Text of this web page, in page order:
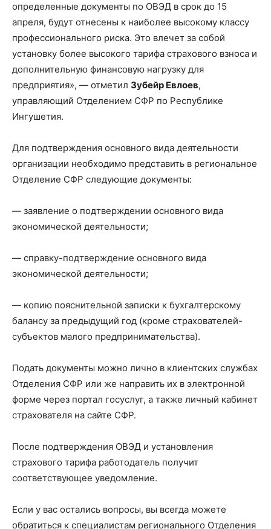
определенные документы по ОВЭД в срок до 15
апреля, будут отнесены к наиболее высокому классу
профессионального риска. Это влечет за собой
установку более высокого тарифа страхового взноса и
дополнительную финансовую нагрузку для
предприятия», — отметил Зубейр Евлоев,
управляющий Отделением СФР по Республике
Ингушетия.
Для подтверждения основного вида деятельности
организации необходимо представить в региональное
Отделение СФР следующие документы:
— заявление о подтверждении основного вида
экономической деятельности;
— справку-подтверждение основного вида
экономической деятельности;
— копию пояснительной записки к бухгалтерскому
балансу за предыдущий год (кроме страхователей-
субъектов малого предпринимательства).
Подать документы можно лично в клиентских службах
Отделения СФР или же направить их в электронной
форме через портал госуслуг, а также личный кабинет
страхователя на сайте СФР.
После подтверждения ОВЭД и установления
страхового тарифа работодатель получит
соответствующее уведомление.
Если у вас остались вопросы, вы всегда можете
обратиться к специалистам регионального Отделения